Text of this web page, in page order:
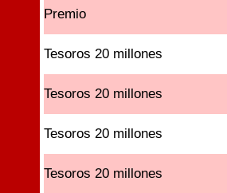
Premio
Tesoros 20 millones
Tesoros 20 millones
Tesoros 20 millones
Tesoros 20 millones